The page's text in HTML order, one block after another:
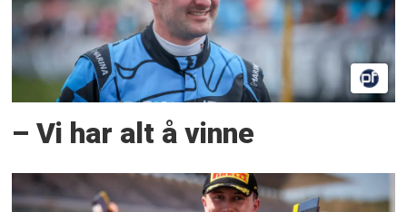
– Vi har alt å vinne